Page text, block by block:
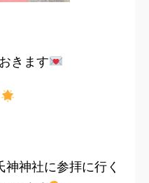
きます
神社に参拝に行く